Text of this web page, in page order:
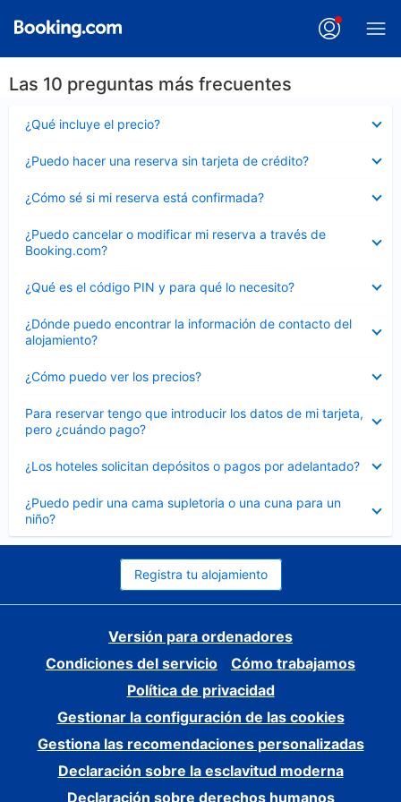
Las 10 preguntas más frecuentes
¿Qué incluye el precio?
cerrado
¿Puedo hacer una reserva sin tarjeta de crédito?
cerrado
¿Cómo sé si mi reserva está confirmada?
cerrado
¿Puedo cancelar o modificar mi reserva a través de
Booking.com?
cerrado
¿Qué es el código PIN y para qué lo necesito?
cerrado
¿Dónde puedo encontrar la información de contacto del
alojamiento?
cerrado
¿Cómo puedo ver los precios?
cerrado
Para reservar tengo que introducir los datos de mi tarjeta,
pero ¿cuándo pago?
cerrado
¿Los hoteles solicitan depósitos o pagos por adelantado?
cerrado
¿Puedo pedir una cama supletoria o una cuna para un
niño?
cerrado
Registra tu alojamiento
Versión para ordenadores
Condiciones del servicio
Cómo trabajamos
Política de privacidad
Gestionar la configuración de las cookies
Gestiona las recomendaciones personalizadas
Declaración sobre la esclavitud moderna
Declaración sobre derechos humanos